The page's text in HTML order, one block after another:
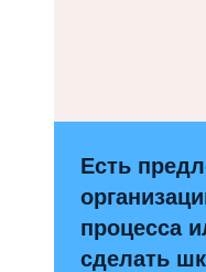
Есть
процесса
сделать